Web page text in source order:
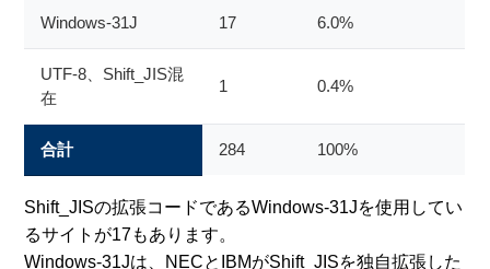
Windows-31J 17 6.0%
UTF-8、Shift_JIS混
在
1 0.4%
合計 284 100%
Shift_JISの拡張コードであるWindows-31Jを使用してい
るサイトが17もあります。
Windows-31Jは、NECとIBMがShift_JISを独自拡張した